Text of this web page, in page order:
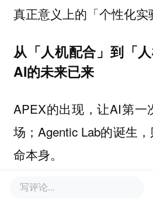
真正意义上的「个性化实
从「人机配合」到「
AI的未来已来
APEX的出现，让AI第一
场；Agentic Lab的诞生
命本身。
它们共同构成了「人机
写评论...